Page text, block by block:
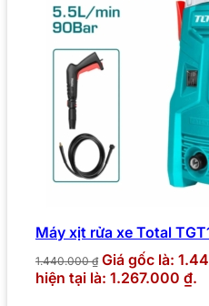
Máy xịt rửa xe Total
1.440.000₫ Giá gốc là:
hiện tại là: 1.267.000 ₫.